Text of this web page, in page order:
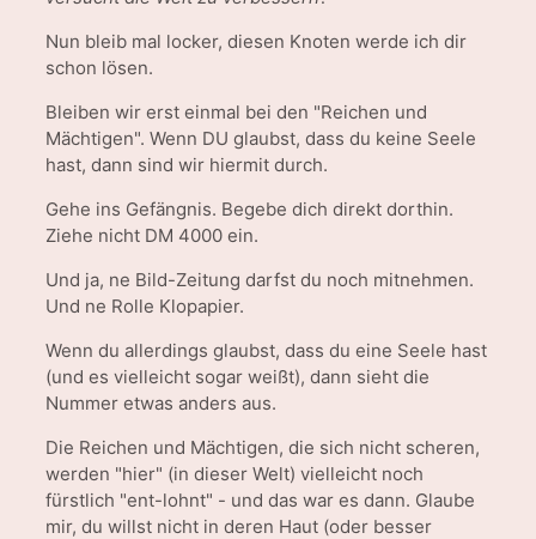
Nun bleib mal locker, diesen Knoten werde ich dir
schon lösen.
Bleiben wir erst einmal bei den "Reichen und
Mächtigen". Wenn DU glaubst, dass du keine Seele
hast, dann sind wir hiermit durch.
Gehe ins Gefängnis. Begebe dich direkt dorthin.
Ziehe nicht DM 4000 ein.
Und ja, ne Bild-Zeitung darfst du noch mitnehmen.
Und ne Rolle Klopapier.
Wenn du allerdings glaubst, dass du eine Seele hast
(und es vielleicht sogar weißt), dann sieht die
Nummer etwas anders aus.
Die Reichen und Mächtigen, die sich nicht scheren,
werden "hier" (in dieser Welt) vielleicht noch
fürstlich "ent-lohnt" - und das war es dann. Glaube
mir, du willst nicht in deren Haut (oder besser